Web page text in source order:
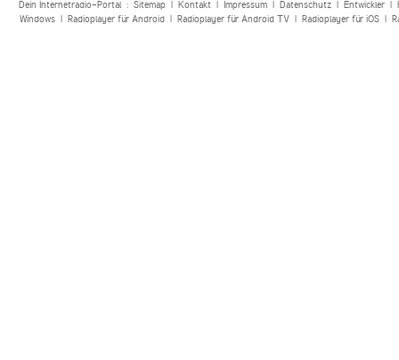
Dein Internetradio-Portal : Sitemap| Kontakt| Impressum| Datenschutz| Entwickler|
Windows| Radioplayer für Android| Radioplayer für Android TV| Radioplayer für iOS|